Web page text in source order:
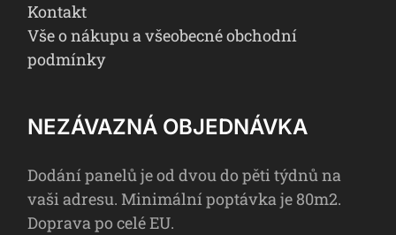
Kontakt
Vše o nákupu a všeobecné obchodní
podmínky
NEZÁVAZNÁ OBJEDNÁVKA
Dodání panelů je od dvou do pěti týdnů na
vaši adresu. Minimální poptávka je 80m2.
Doprava po celé EU.